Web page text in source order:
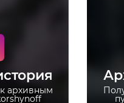
архивным
на
без